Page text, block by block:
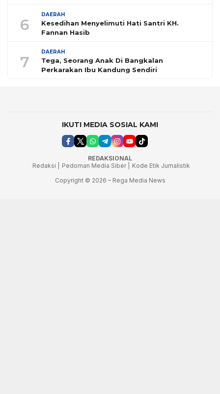
6
DAERAH
Kesedihan Menyelimuti Hati Santri KH.
Fannan Hasib
7
DAERAH
Tega, Seorang Anak Di Bangkalan
Perkarakan Ibu Kandung Sendiri
IKUTI MEDIA SOSIAL KAMI
REDAKSIONAL
Redaksi |
Pedoman Media Siber |
Kode Etik Jurnalistik
Copyright © 2026 – Rega Media News